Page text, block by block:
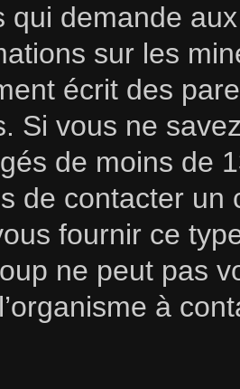
qui demande
sur les
écrit des
Si vous ne
de moins de
de contacter un
fournir ce
ne peut pas
à